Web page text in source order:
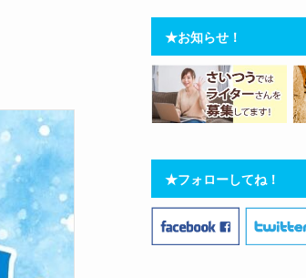
★お知らせ！
★フォローしてね！